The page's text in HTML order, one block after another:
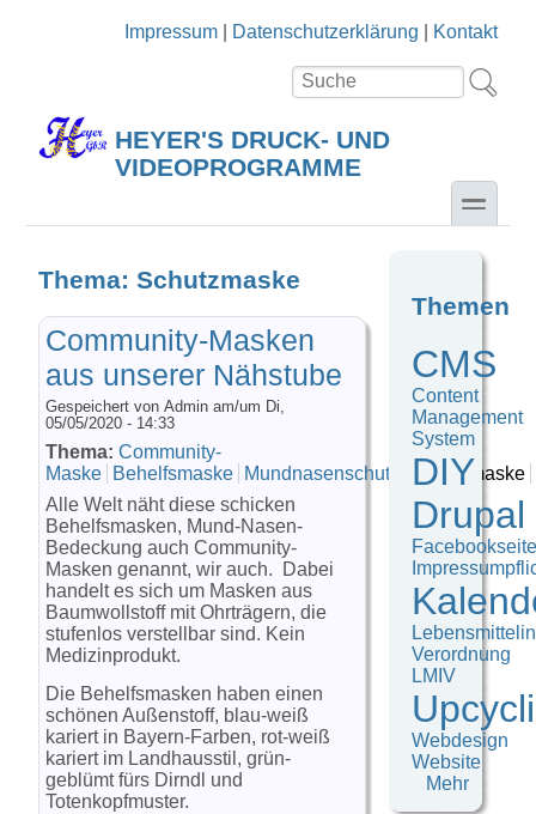
Impressum| Datenschutzerklärung Kontakt
HEYER'S DRUCK- UND
VIDEOPROGRAMME
toggle
Thema: Schutzmaske
Community-Masken
aus unserer Nähstube
Gespeichert vonAdmin am/um Di,
05/05/2020 - 14:33
Thema: Community-
Maske
Behelfsmaske Mundnasenschutz
Schutzmaske
Alle Welt näht diese schicken
Behelfsmasken, Mund-Nasen-
Bedeckung auch Community-
Masken genannt, wir auch. Dabei
handelt es sich um Masken aus
Baumwollstoff mit Ohrträgern, die
stufenlos verstellbar sind. Kein
Medizinprodukt.
Die Behelfsmasken haben einen
schönen Außenstoff, blau-weiß
kariert in Bayern-Farben, rot-weiß
kariert im Landhausstil, grün-
geblümt fürs Dirndl und
Totenkopfmuster.
Themen
CMS
Content
Management
System
DIY
Drupal
Facebookseite
Verordnung
LMIV
Webdesign
Website
Mehr